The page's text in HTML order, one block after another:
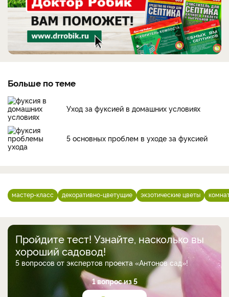
Больше по теме
Уход за фуксией в домашних условиях
5 основных проблем в уходе за фуксией
мастер-класс декоративно-цветущие экзотические цветы
Пройдите тест! Узнайте, насколько вы
хороший садовод!
5 вопросов от экспертов проекта «Антонов сад»!
1 вопрос из 5